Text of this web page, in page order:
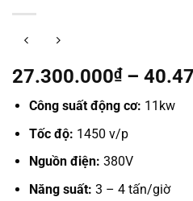
27.300.000₫ –
Công suất động cơ: 11kw
Tốc độ: 1450 v/p
Nguồn điện: 380V
Năng suất: 3 – 4 tấn/giờ